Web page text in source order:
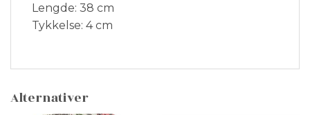
Lengde: 38 cm
Tykkelse: 4 cm
Alternativer